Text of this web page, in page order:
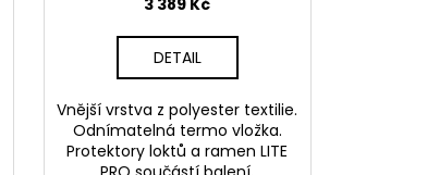
DETAIL
Vnější vrstva z polyester textilie.
Odnímatelná termo vložka.
Protektory loktů a ramen LITE